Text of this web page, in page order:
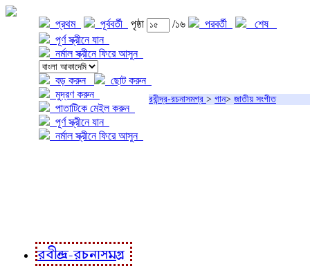
প্রথম পূর্ববর্তী পৃষ্ঠা /১৬ পরবর্তী
শেষ
পূর্ণ স্ক্রীনে যান
নর্মাল স্ক্রীনে ফিরে আসুন
বড় করুন
ছোট করুন
মুদ্রণ করুন
পাতাটিকে মেইল করুন
পূর্ণ স্ক্রীনে যান
নর্মাল স্ক্রীনে ফিরে আসুন
রবীন্দ্র-রচনাসমগ্র > গান> জাতীয় সংগীত
রবীন্দ্র-রচনাসমগ্র